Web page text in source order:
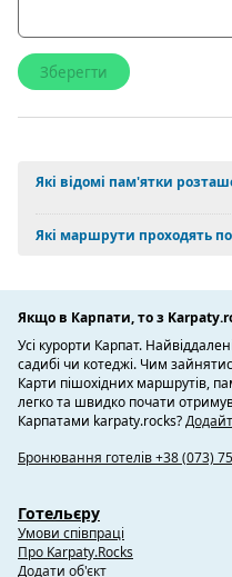
Які відомі пам'ятки
Які маршрути проходять
Якщо в Карпати, то з
Усі курорти Карпат.
садибі чи котеджі. Чим
Карти пішохідних маршрутів,
легко та швидко почати
Карпатами karpaty.rocks?
Бронювання готелів +38 (073)
Готельєру
Умови співпраці
Про Karpaty.Rocks
Додати об'єкт